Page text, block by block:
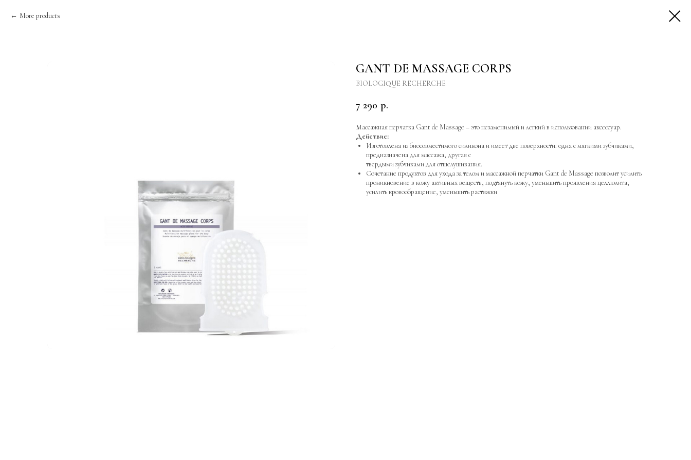
More products
GANT DE MASSAGE CORPS
BIOLOGIQUE RECHERCHE
7 290 р.
Массажная перчатка Gant de Massage – это незаменимый и легкий в использовании аксессуар.
Действие:
Изготовлена из биосовместимого силикона и имеет две поверхности: одна с мягкими зубчиками,
предназначена для массажа, другая с
твердыми зубчиками для отшелушивания.
Сочетание продуктов для ухода за телом и массажной перчатки Gant de Massage позволит усилить
проникновение в кожу активных веществ, подтянуть кожу, уменьшить проявления целлюлита,
усилить кровообращение, уменьшить растяжки